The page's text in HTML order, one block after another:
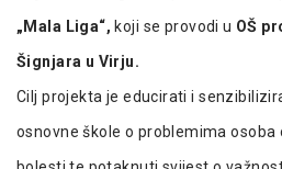
„Mala Liga“, koji se provodi u OŠ
Šignjara u Virju.
Cilj projekta je educirati i
osnovne škole o problemima osoba